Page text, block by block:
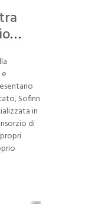
Sofinn
in
di